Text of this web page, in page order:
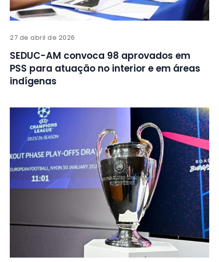
27 de abril de 2026
SEDUC-AM convoca 98 aprovados em
PSS para atuação no interior e em áreas
indígenas